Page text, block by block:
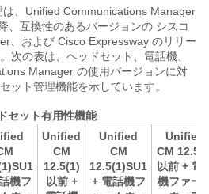
、Unified Communications Manager
、互換性のあるバージョンの シスコ
、および Cisco Expressway のリリー
次の表は、ヘッドセット、電話機、
Manager の使用バージョンに対
ット管理機能を示しています。
セット有用性機能
機フ
Unified
CM
12.5(1)
以前 +
Unified
CM
12.5(1)SU1
+ 電話機フ
Unified
CM
以前 + 電
機ファー